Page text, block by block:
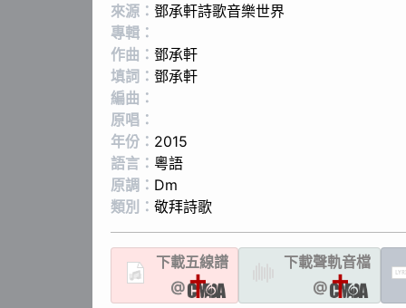
來源： 鄧承軒詩歌音樂世界
專輯：
作曲： 鄧承軒
填詞： 鄧承軒
編曲：
原唱：
年份： 2015
語言： 粵語
原調： Dm
類別： 敬拜詩歌
下載五線譜
@
下載聲軌音檔
@